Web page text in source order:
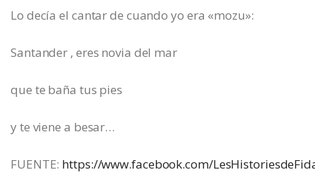
Lo decía el cantar de cuando yo era «mozu»:
Santander , eres novia del mar
que te baña tus pies
y te viene a besar…
FUENTE: https://www.facebook.com/